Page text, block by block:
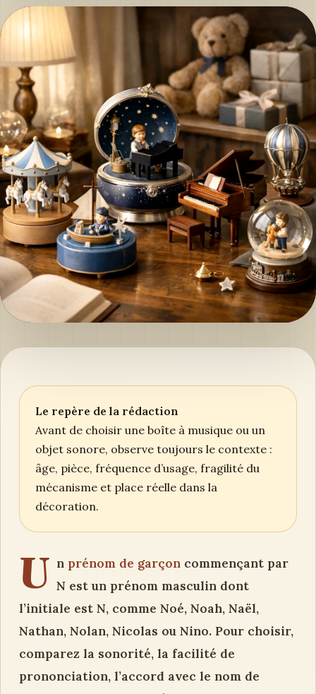
Le repère de la rédaction
Avant de choisir une boîte à musique ou un
objet sonore, observe toujours le contexte :
âge, pièce, fréquence d’usage, fragilité du
mécanisme et place réelle dans la
décoration.
U n prénom de garçoncommençant par
N est un prénom masculin dont
l’initiale est N, comme Noé, Noah, Naël,
Nathan, Nolan, Nicolas ou Nino. Pour choisir,
comparez la sonorité, la facilité de
prononciation, l’accord avec le nom de